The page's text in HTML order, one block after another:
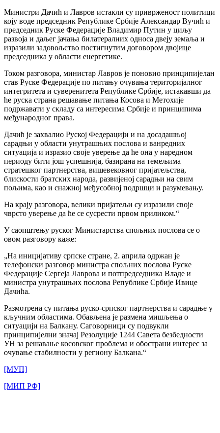
Министри Дачић и Лавров истакли су приврженост политици
коју воде председник Републике Србије Александар Вучић и
председник Руске Федерације Владимир Путин у циљу
развоја и даљег јачања билатералних односа двеју земаља и
изразили задовољство постигнутим договором двојице
председника у области енергетике.
Током разговора, министар Лавров је поновио принципијелан
став Руске Федерације по питању очувања територијалног
интегритета и суверенитета Републике Србије, истакавши да
ће руска страна решавање питања Косова и Метохије
подржавати у складу са интересима Србије и принципима
међународног права.
Дачић је захвалио Руској Федерацији и на досадашњој
сарадњи у области унутрашњих послова и ванредних
ситуација и изразио своје уверење да ће она у наредном
периоду бити још успешнија, базирана на темељима
стратешког партнерства, вишевековног пријатељства,
блискости братских народа, развијеној сарадњи на свим
пољима, као и снажној међусобној подршци и разумевању.
На крају разговора, велики пријатељи су изразили своје
чврсто уверење да ће се сусрести првом приликом.“
У саопштењу руског Министарства спољних послова се о
овом разговору каже:
„На иницијативу српске стране, 2. априла одржан је
телефонски разговор министра спољних послова Руске
Федерације Сергеја Лаврова и потпредседника Владе и
министра унутрашњих послова Републике Србије Ивице
Дачића.
Размотрена су питања руско-српског партнерства и сарадње у
кључним областима. Обављена је размена мишљења о
ситуацији на Балкану. Саговорници су подвукли
принципијелни значај Резолуције 1244 Савета безбедности
УН за решавање косовског проблема и обострани интерес за
очување стабилности у региону Балкана.“
[МУП]
[МИП РФ]